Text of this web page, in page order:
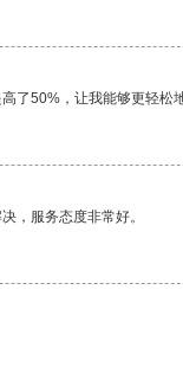
了50%，让我能够更轻松
，服务态度非常好。